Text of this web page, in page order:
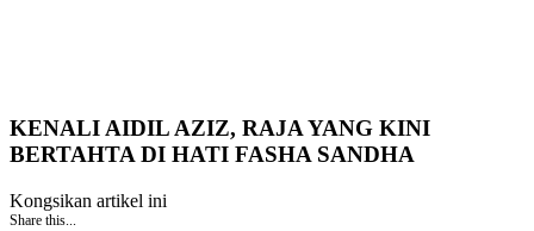
KENALI AIDIL AZIZ, RAJA YANG KINI
BERTAHTA DI HATI FASHA SANDHA
Kongsikan artikel ini
Share this...